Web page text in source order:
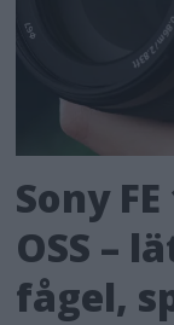
Sony
OSS –
fågel,